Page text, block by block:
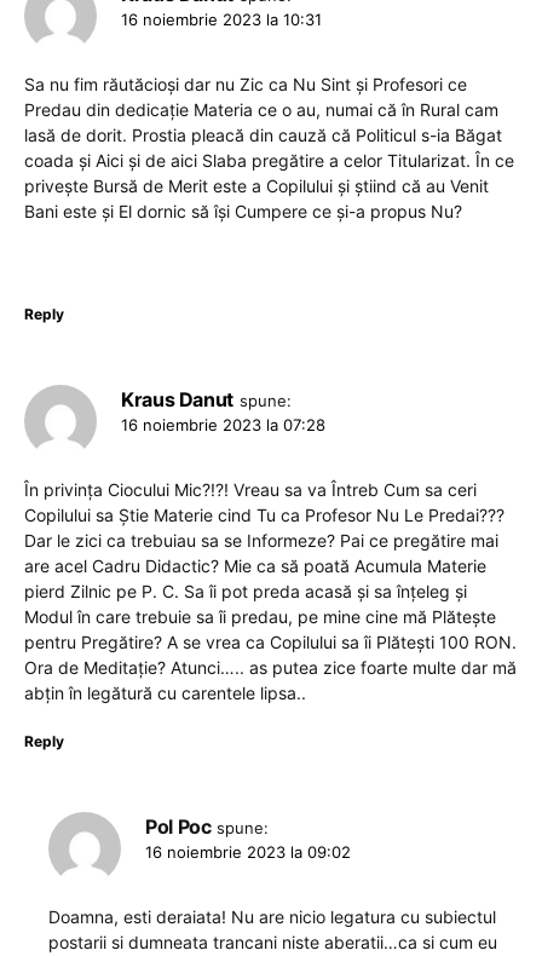
16 noiembrie 2023 la 10:31
Sa nu fim răutăcioși dar nu Zic ca Nu Sint și Profesori ce
Predau din dedicație Materia ce o au, numai că în Rural cam
lasă de dorit. Prostia pleacă din cauză că Politicul s-ia Băgat
coada și Aici și de aici Slaba pregătire a celor Titularizat. În ce
privește Bursă de Merit este a Copilului și știind că au Venit
Bani este și El dornic să își Cumpere ce și-a propus Nu?
Reply
Kraus Danut spune:
16 noiembrie 2023 la 07:28
În privința Ciocului Mic?!?! Vreau sa va Întreb Cum sa ceri
Copilului sa Știe Materie cind Tu ca Profesor Nu Le Predai???
Dar le zici ca trebuiau sa se Informeze? Pai ce pregătire mai
are acel Cadru Didactic? Mie ca să poată Acumula Materie
pierd Zilnic pe P. C. Sa îi pot preda acasă și sa înțeleg și
Modul în care trebuie sa îi predau, pe mine cine mă Plătește
pentru Pregătire? A se vrea ca Copilului sa îi Plătești 100 RON.
Ora de Meditație? Atunci….. as putea zice foarte multe dar mă
abțin în legătură cu carentele lipsa..
Reply
Pol Poc spune:
16 noiembrie 2023 la 09:02
Doamna, esti deraiata! Nu are nicio legatura cu subiectul
postarii si dumneata trancani niste aberatii…ca si cum eu